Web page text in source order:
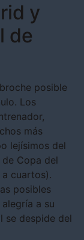
y
de
posible
Los
más
lejísimos del
Copa del
a cuartos).
posibles
a su
se despide del